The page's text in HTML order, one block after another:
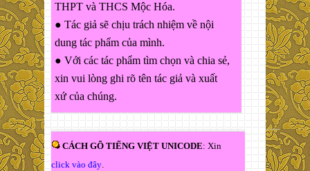
THPT và THCS Mộc Hóa.
● Tác giả sẽ chịu trách nhiệm về nội
dung tác phẩm của mình.
● Với các tác phẩm tìm chọn và chia sẻ,
xin vui lòng ghi rõ tên tác giả và xuất
xứ của chúng.
CÁCH GÕ TIẾNG VIỆT UNICODE: Xin
click vào đây.